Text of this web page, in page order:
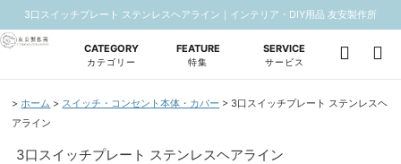
3口スイッチプレート ステンレスヘアライン｜インテリア・DIY用品 友安製作所
CATEGORY
カテゴリー
FEATURE
特集
SERVICE
サービス
ホーム スイッチ・コンセント本体・カバー
3口スイッチプレート ステンレスヘ
アライン
3口スイッチプレート ステンレスヘアライン